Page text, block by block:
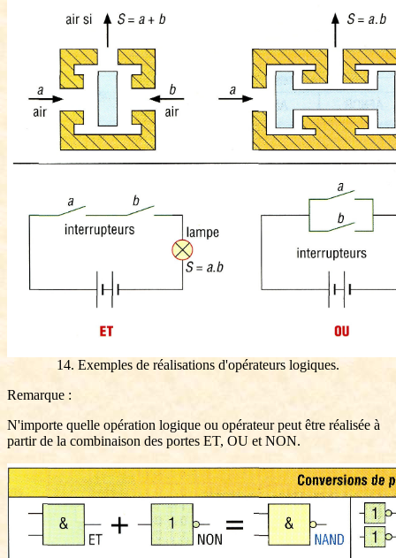
14. Exemples de réalisations d'opérateurs logiques.
Remarque :
N'importe quelle opération logique ou opérateur peut être réalisée à
partir de la combinaison des portes ET, OU et NON.